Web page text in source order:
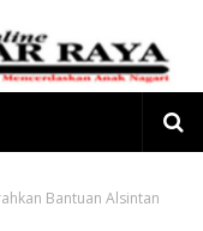
Bantuan Alsintan